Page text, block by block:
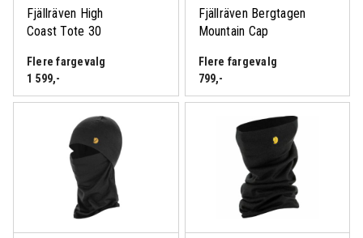
Fjällräven High
Coast Tote 30
Flere fargevalg
1 599,-
Fjällräven Bergtagen
Mountain Cap
Flere fargevalg
799,-